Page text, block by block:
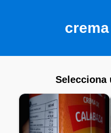
Selecciona